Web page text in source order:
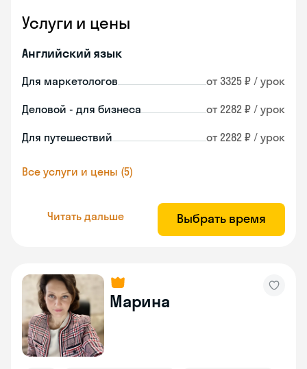
Услуги и цены
Английский язык
Для маркетологов от 3325 ₽ / урок
Деловой - для бизнеса от 2282 ₽ / урок
Для путешествий от 2282 ₽ / урок
Все услуги и цены (5)
Читать дальше Выбрать время
Марина